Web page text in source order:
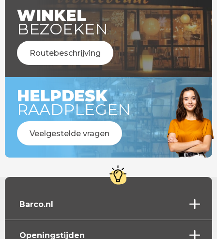
WINKEL
BEZOEKEN
Routebeschrijving
HELPDESK
RAADPLEGEN
Veelgestelde vragen
Barco.nl
Openingstijden